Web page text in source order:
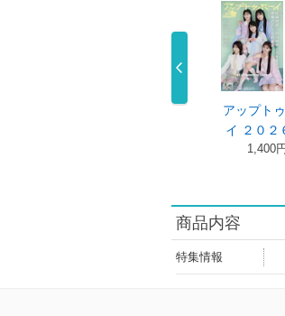
ターザン ２０２
アップト
イ ２０２
1,400円
商品内容
特集情報